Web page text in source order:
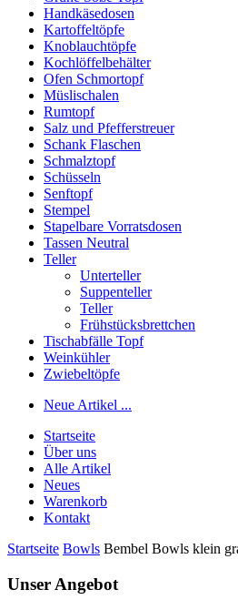
Handkäsedosen
Kartoffeltöpfe
Knoblauchtöpfe
Kochlöffelbehälter
Ofen Schmortopf
Müslischalen
Rumtopf
Salz und Pfefferstreuer
Schank Flaschen
Schmalztopf
Schüsseln
Senftopf
Stempel
Stapelbare Vorratsdosen
Tassen Neutral
Teller
Unterteller
Suppenteller
Teller
Frühstücksbrettchen
Tischabfälle Topf
Weinkühler
Zwiebeltöpfe
Neue Artikel ...
Startseite
Über uns
Alle Artikel
Neues
Warenkorb
Kontakt
Startseite Bowls Bembel Bowls klein
Unser Angebot